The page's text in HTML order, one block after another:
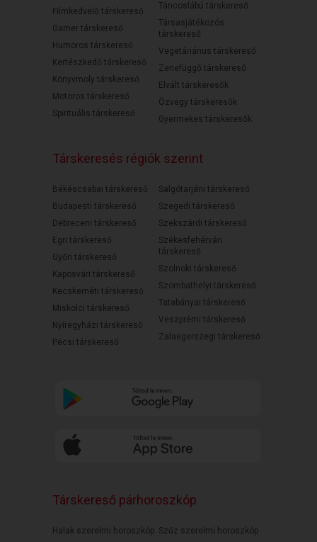
Filmkedvelő társkereső
Gamer társkereső
Humoros társkereső
Kertészkedő társkereső
Könyvmoly társkereső
Motoros társkereső
Spirituális társkereső
Táncoslábú társkereső
Társasjátékozós
társkereső
Vegetáriánus társkereső
Zenefüggő társkereső
Elvált társkeresők
Özvegy társkeresők
Gyermekes társkeresők
Társkeresés régiók szerint
Békéscsabai társkereső
Budapesti társkereső
Debreceni társkereső
Egri társkereső
Győri társkereső
Kaposvári társkereső
Kecskeméti társkereső
Miskolci társkereső
Nyíregyházi társkereső
Pécsi társkereső
Salgótarjáni társkereső
Szegedi társkereső
Szekszárdi társkereső
Székesfehérvári
társkereső
Szolnoki társkereső
Szombathelyi társkereső
Tatabányai társkereső
Veszprémi társkereső
Zalaegerszegi társkereső
Társkereső párhoroszkóp
Halak szerelmi horoszkóp Szűz szerelmi horoszkóp